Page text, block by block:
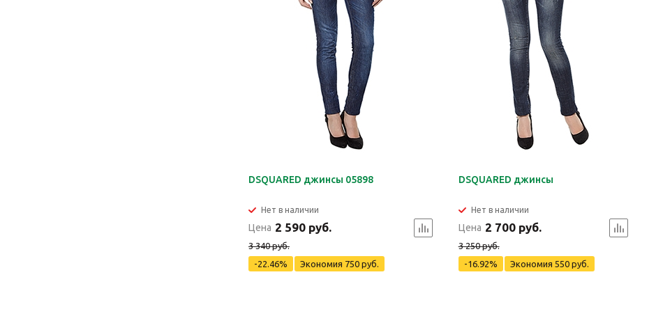
DSQUARED джинсы 05898
Нет в наличии
Цена 2 590 руб.
3 340 руб.
-22.46%
Экономия 750 руб.
DSQUARED джинсы
Нет в наличии
Цена 2 700 руб.
3 250 руб.
-16.92%
Экономия 550 руб.